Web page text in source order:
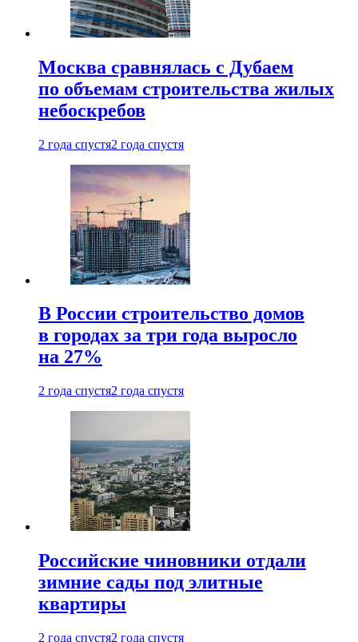
Москва сравнялась с Дубаем
по объемам строительства жилых
небоскребов
2 года спустя2 года спустя
В России строительство домов
в городах за три года выросло
на 27%
2 года спустя2 года спустя
Российские чиновники отдали
зимние сады под элитные
квартиры
2 года спустя2 года спустя